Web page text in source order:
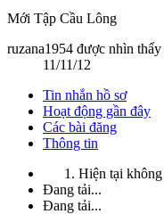
Mới Tập Cầu Lông
ruzana1954 được nhìn
11/11/12
Tin nhắn hồ sơ
Hoạt động gần đây
Các bài đăng
Thông tin
Hiện tại không
Đang tải...
Đang tải...